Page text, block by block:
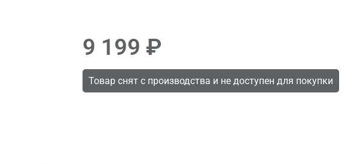
9 199
Товар снят с производства и не доступен для покупки